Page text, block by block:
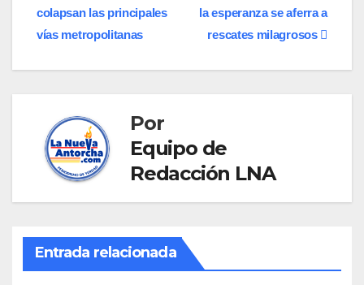
la esperanza se aferra a
rescates milagrosos
colapsan las principales
vías metropolitanas
Por
Equipo de
Redacción LNA
Entrada relacionada